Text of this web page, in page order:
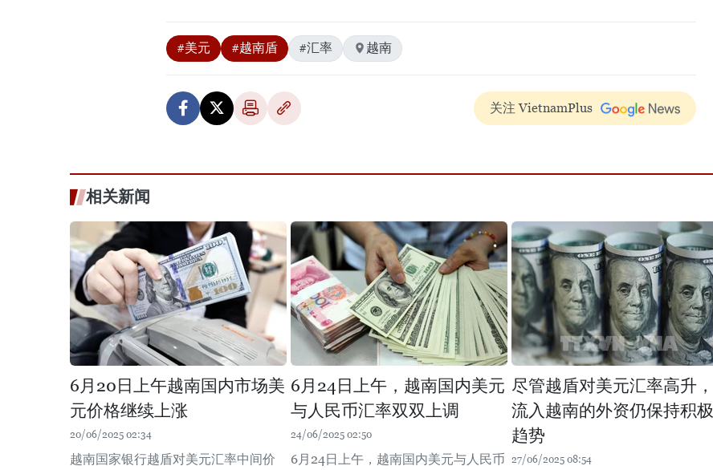
#美元 #越南盾 #汇率 越南
关注 VietnamPlus
相关新闻
6月20日上午越南国内市场美
元价格继续上涨
20/06/2025 02:34
越南国家银行越盾对美元汇率中间价
6月24日上午，越南国内美元
与人民币汇率双双上调
24/06/2025 02:50
6月24日上午，越南国内美元与人民币
尽管越盾对美元汇率高升，
流入越南的外资仍保持积极
趋势
27/06/2025 08:54